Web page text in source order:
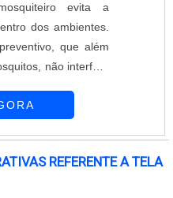
evita a
dos ambientes.
que além
não interfere
como objetivo
de alto
não prejudica
REFERENTE A TELA